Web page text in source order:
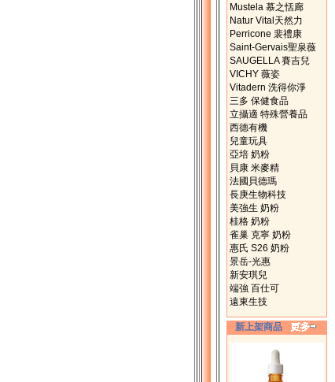
Mustela 慕之恬廊
Natur Vital天然力
Perricone 裴禮康
Saint-Gervais聖泉薇
SAUGELLA 賽吉兒
VICHY 薇姿
Vitadern 洗得你淨
三多 保健食品
立攝適 特殊營養品
西德有機
兒童玩具
亞培 奶粉
貝康 米麥精
法國貝德瑪
長庚生物科技
美強生 奶粉
桂格 奶粉
雀巢 克寧 奶粉
惠氏 S26 奶粉
景岳-光惠
新安琪兒
端強 百仕可
遠東生技
新上架商品